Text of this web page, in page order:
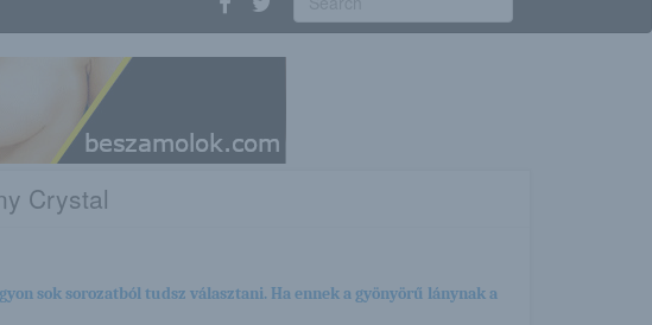
Crystal
sok sorozatból tudsz választani. Ha ennek a gyönyörű lánynak a